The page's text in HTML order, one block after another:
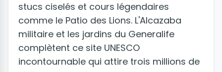
stucs ciselés et cours légendaires
comme le Patio des Lions. L'Alcazaba
militaire et les jardins du Generalife
complètent ce site UNESCO
incontournable qui attire trois millions de